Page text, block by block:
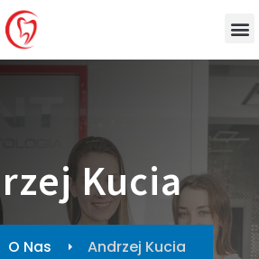
Kucia
O Nas Andrzej Kucia